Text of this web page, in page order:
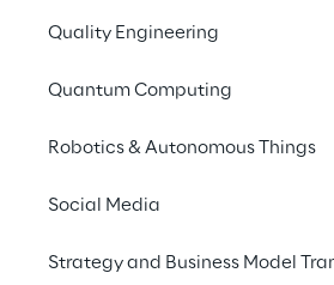
Quality Engineering
Quantum Computing
Robotics & Autonomous Things
Social Media
Strategy and Business Model
Relazione Finanziaria